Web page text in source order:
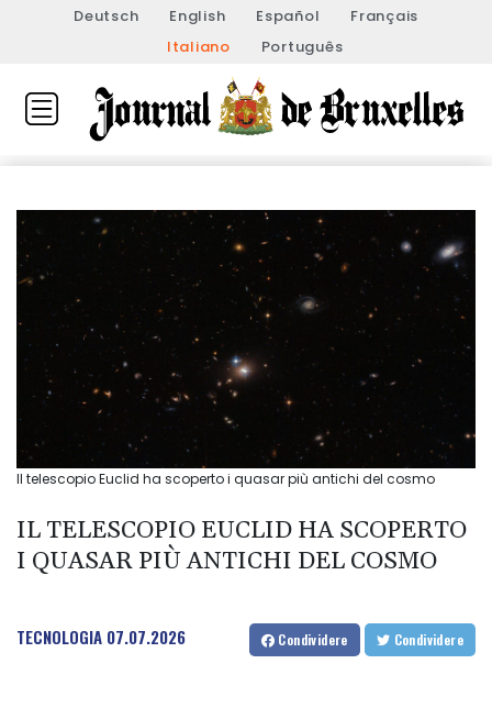
Deutsch English Español
Français
Italiano
Português
Il telescopio Euclid ha scoperto i quasar più antichi del cosmo
IL TELESCOPIO EUCLID HA SCOPERTO
I QUASAR PIÙ ANTICHI DEL COSMO
TECNOLOGIA 07.07.2026 Condividere Condividere